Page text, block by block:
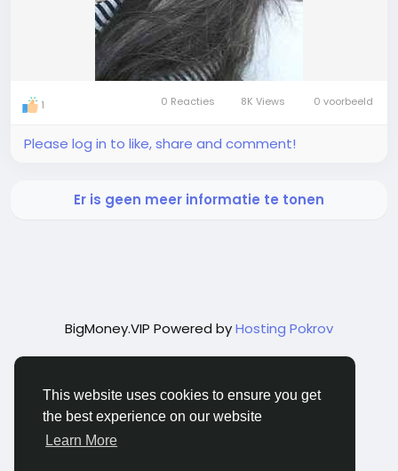
This website uses cookies to ensure you get
the best experience on our website
Learn More
1 0 Reacties 8K Views 0 voorbeeld
Please log in to like, share and comment!
Er is geen meer informatie te tonen
BigMoney.VIP Powered byHosting Pokrov